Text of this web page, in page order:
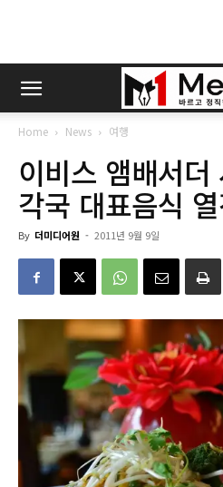
Home News 여행
이비스 앰배서
각국 대표음식
By 더미디어원 - 2011년 9월 9일